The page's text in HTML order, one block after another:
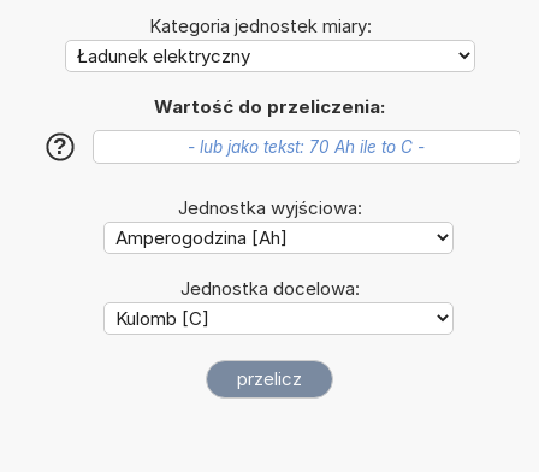
Kategoria jednostek miary:
Wartość do przeliczenia:
?
Jednostka wyjściowa:
Jednostka docelowa: